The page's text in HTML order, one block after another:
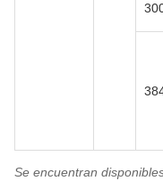
Se encuentran